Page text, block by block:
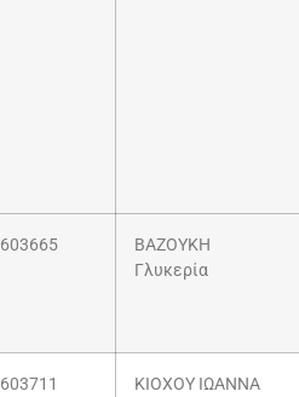
603665
ΒΑΖΟΥΚΗ
Γλυκερία
603711 ΚΙΟΧΟΥ ΙΩΑΝΝΑ